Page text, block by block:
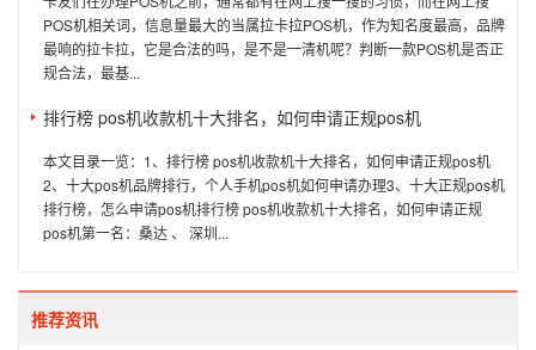
POS机相关词，信息量最大的当属拉卡拉POS机，作为知名度最高，品牌
最响的拉卡拉，它是合法的吗，是不是一清机呢？判断一款POS机是否正
规合法，最基...
排行榜 pos机收款机十大排名，如何申请正规pos机
本文目录一览：1、排行榜 pos机收款机十大排名，如何申请正规pos机
2、十大pos机品牌排行，个人手机pos机如何申请办理3、十大正规pos机
排行榜，怎么申请pos机排行榜 pos机收款机十大排名，如何申请正规
pos机第一名：桑达 、 深圳...
推荐资讯